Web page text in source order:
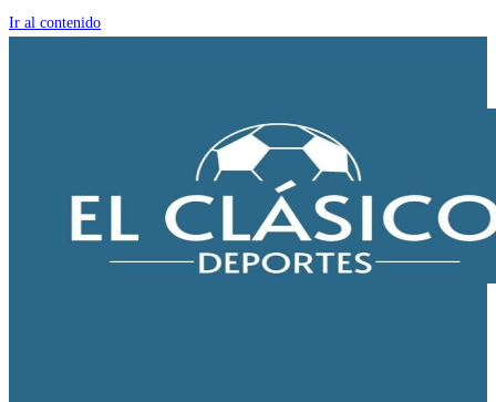
Ir al contenido